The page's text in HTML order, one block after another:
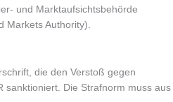
und Marktaufsichtsbehörde
Markets Authority).
die den Verstoß gegen
sanktioniert. Die Strafnorm muss aus